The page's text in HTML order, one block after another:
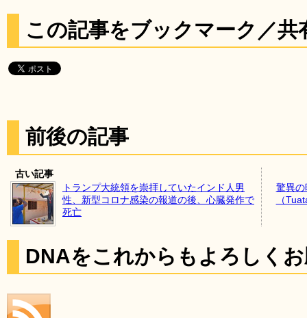
この記事をブックマーク／共
前後の記事
古い記事
トランプ大統領を崇拝していたインド人男
性、新型コロナ感染の報道の後、心臓発作で
死亡
驚異
（
DNAをこれからもよろしく